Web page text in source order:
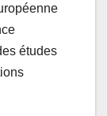
études